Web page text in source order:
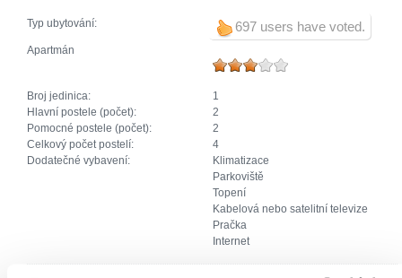
697 users have voted.
Typ ubytování:
Apartmán
Broj jedinica:
1
Hlavní postele (počet):
2
Pomocné postele (počet):
2
Celkový počet postelí:
4
Dodatečné vybavení:
Klimatizace
Parkoviště
Topení
Kabelová nebo satelitní televize
Pračka
Internet